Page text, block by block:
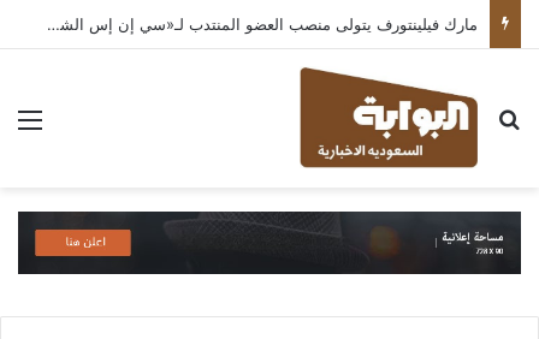
مارك فيلينتورف يتولى منصب العضو المنتدب لـ«سي إن إس الشرق الأوسط» ويشرف على شركات قطاع التكنولوجيا ضمن مجموعة غباش
بحث عن